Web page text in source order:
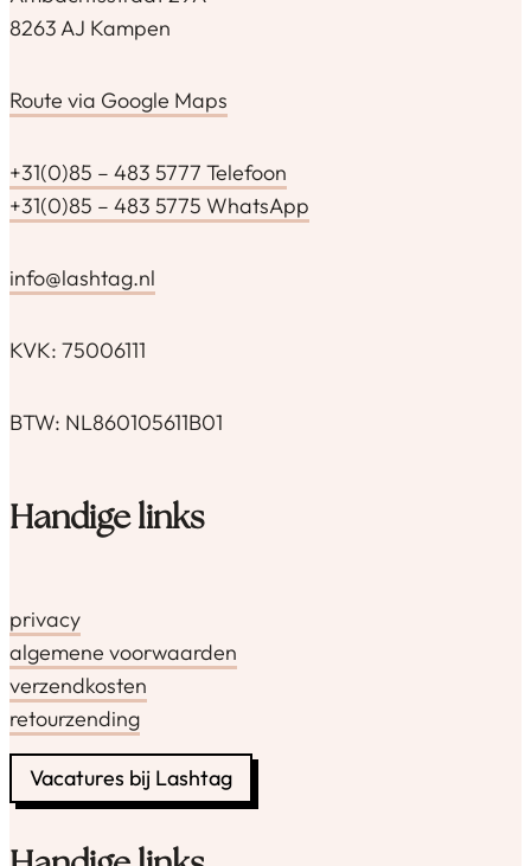
8263 AJ Kampen
Route via Google Maps
+31(0)85 – 483 5777 Telefoon
+31(0)85 – 483 5775 WhatsApp
info@lashtag.nl
KVK: 75006111
BTW: NL860105611B01
Handige links
privacy
algemene voorwaarden
verzendkosten
retourzending
Vacatures bij Lashtag